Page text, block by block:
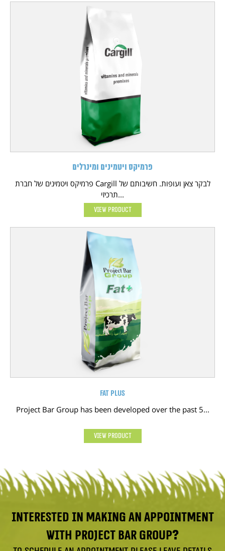
פרמיקס ויטמינים ומינרלים
פרמיקס ויטמינים של חברת Cargill לבקר צאן ועופות. חשיבותם של
תרכיזי...
View Product
Fat plus
Project Bar Group has been developed over the past 5...
View Product
Interested in making an appointment
with Project Bar Group?